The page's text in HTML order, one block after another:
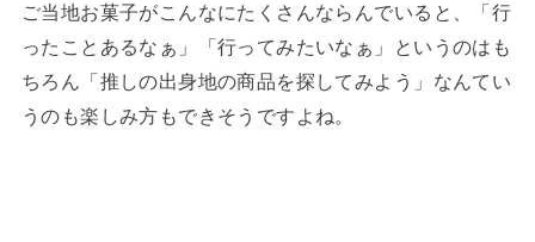
ご当地お菓子がこんなにたくさんならんでいると、「行
ったことあるなぁ」「行ってみたいなぁ」というのはも
ちろん「推しの出身地の商品を探してみよう」なんてい
うのも楽しみ方もできそうですよね。